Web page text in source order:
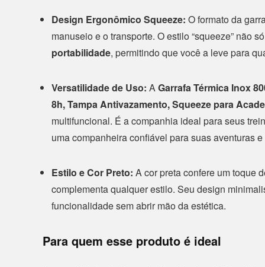
Design Ergonômico Squeeze: O formato da
manuseio e o transporte. O estilo “squeeze” não
portabilidade, permitindo que você a leve para
Versatilidade de Uso: AGarrafa Térmica Inox
8h, Tampa Antivazamento, Squeeze para
multifuncional. É a companhia ideal para seus
uma companheira confiável para suas aventuras
Estilo e Cor Preto: A cor preta confere um toque
complementa qualquer estilo. Seu design
funcionalidade sem abrir mão da estética.
Para quem esse produto é ideal